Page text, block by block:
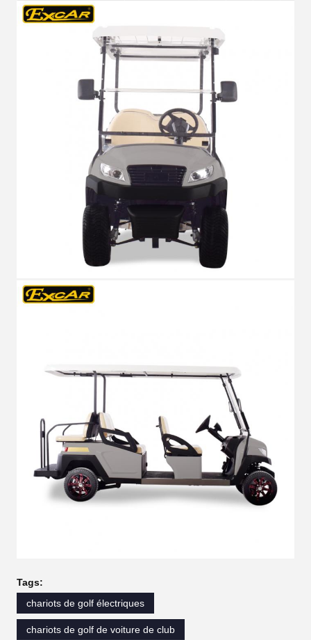
Tags:
chariots de golf électriques
chariots de golf de voiture de club